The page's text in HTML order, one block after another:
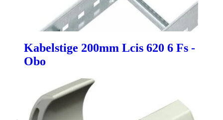
Kabelstige 200mm Lcis 620 6 Fs -
Obo